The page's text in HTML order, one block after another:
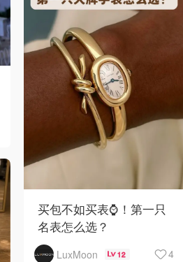
买包不如买表⌚️！第一只
名表怎么选？
LuxMoon 12 4